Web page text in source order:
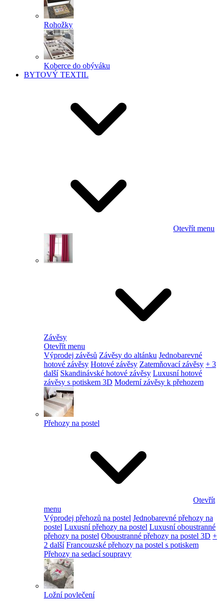
Rohožky
Koberce do obýváku
BYTOVÝ TEXTIL
Otevřít menu
Závěsy
Otevřít menu
Výprodej závěsů Závěsy do altánku Jednobarevné
hotové závěsy Hotové závěsy Zatemňovací závěsy + 3
další Skandinávské hotové závěsy Luxusní hotové
závěsy s potiskem 3D Moderní závěsy k přehozem
Přehozy na postel
Otevřít
menu
Výprodej přehozů na postel Jednobarevné přehozy na
postel Luxusní přehozy na postel Luxusní oboustranné
přehozy na postel Oboustranné přehozy na postel 3D +
2 další Francouzské přehozy na postel s potiskem
Přehozy na sedací soupravy
Ložní povlečení